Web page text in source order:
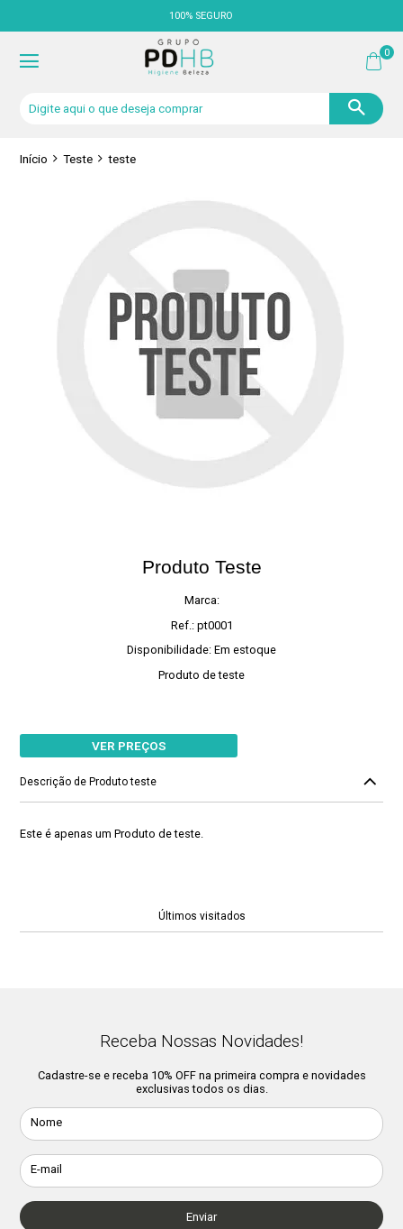
100% SEGURO
0
Início Teste teste
Produto Teste
Marca:
Ref.: pt0001
Disponibilidade: Em estoque
Produto de teste
VER PREÇOS
Descrição de Produto teste
Este é apenas um Produto de teste.
Últimos visitados
Receba Nossas Novidades!
Cadastre-se e receba 10% OFF na primeira compra e novidades
exclusivas todos os dias.
Nome
E-mail
Enviar